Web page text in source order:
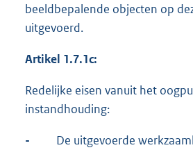
beeldbepalende objecten op
uitgevoerd.
Artikel 1.7.1c:
Redelijke eisen vanuit het
instandhouding:
-
De uitgevoerde